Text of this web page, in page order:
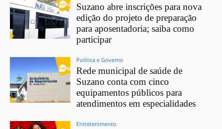
Suzano abre inscrições para nova
edição do projeto de preparação
para aposentadoria; saiba como
participar
Política e Governo
Rede municipal de saúde de
Suzano conta com cinco
equipamentos públicos para
atendimentos em especialidades
Entretenimento